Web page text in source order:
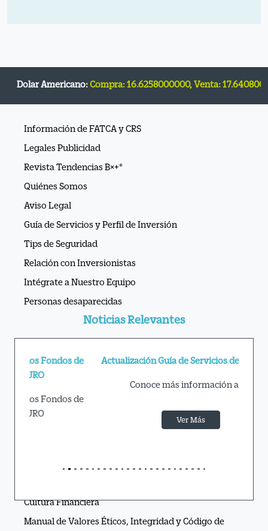
Americano:Compra: 16.6258000000, Venta: 17.6408000000 -
Información de FATCA y CRS
Legales Publicidad
Revista Tendencias B×+®
Quiénes Somos
Aviso Legal
Guía de Servicios y Perfil de Inversión
Tips de Seguridad
Relación con Inversionistas
Intégrate a Nuestro Equipo
Personas desaparecidas
Noticias Relevantes
Actualización Guía de Servicios de Inversión
Conoce más información aquí
Cultura Financiera
Conducta
UNE